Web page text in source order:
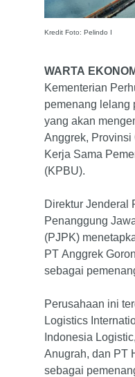
Kredit Foto: Pelindo I
WARTA
Kementerian
pemenang lelang
yang akan
Anggrek, Provinsi
Kerja Sama
(KPBU).
Direktur Jenderal
Penanggung
(PJPK)
PT Anggrek
sebagai
Perusahaan ini
Logistics
Indonesia
Anugrah, dan PT
sebagai